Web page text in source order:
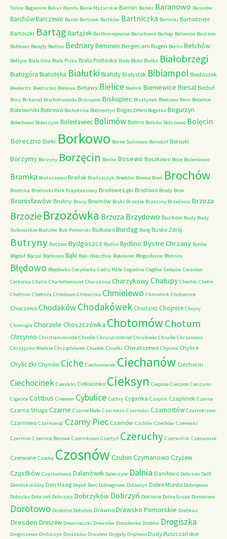
Sulze Bagienice Bakus Wanda Banie Mazurskie Bansin Baraki Baranowo Baranów
BarchówBarczewo Bardo Barlinek Bartków Bartniczka Bartniki Bartodzieje
Bartoszki Bartąg Bartążek Bartłomiejowice Baruchowo Barłogi Batowice Bautzen
Bałdowo Becejły Bedlno BednaryBemowo Bergen am Rugen Berlin Bełchów
Bełżyce Biała Góra Biała Piska Biała Podlaska Białe Błoto Białka Białobrzegi
Białogóra Białołęka Białutki Białuty Białystok Bibiampol Biedaszek
Biederitz Biedrusko Bielawa Bielawy Bielice Bielnik Bieniewice Biesal Bieżuń
Binz Birkerod Bischofswerda Biskupice Biskupiec Bisztynek Bledzew Bnin Bobolice
Bobrowniki Bobrowo Bochotnica Bodzentyn Bogaczewo Bogatka Bogurzyn
Bolechowo Boleszyno Bolesławiec Bolimów Bolino Bolków Bolszewo Bolęcin
Boreczno Borki Borkowo Borne Sulinowo Borsdorf Borsuki
Borzymy Borzyny Borzęcin Borów Bosewo Boszkowo Boże Bożenkowo
Bramka Bratuszewo Brańsk Brańszczyk Breddin Brema Breń Brochów
Brodnica Brodnicki Park Krajobrazowy Brodowe Łąki Brodowo Brody Brok
Bronisławów Bruliny Brusy Brwinów Bryki Brzezie Brzeziny Brzeźnica Brzoza
Brzozie Brzozówka Brzuza Brzydowo Buckow Budy Budy
Sulkowskie Budzów Buk Pomorski Bulkowo Burdąg Burg Busko Zdrój
Butryny Butzow Bydgoszcz Bydlin Bydlino Bystre Chrzany Bytów
Bógdał Bączal Bądkowo Bąki Bąki Wieczfnia Bąkowiec Błogosławie Błotnica
Błędowo Błędówko Cecylówka Cedry Małe Cegielnia Cegłów Celejów Ceranów
Cerkwica Chalin Charlottenlund Charsznica CharzykowyChałupy Chechło Chełm
Chełmno Chełmża Chlebowo Chlewiska Chmielewo Chmielnik Chobienice
Choczewo ChodakówChodakówek Chodzież Chojnice Chojny
Chomiąża Chorzele Choszczówka ChotomówChotum
Chrcynno Christiansminde Chrośle Chruszczobród Chruściele Chruśle Chrzanowo
Chrzypsko Wielkie Chrząchówek Chudek Chudki Chwaliszewo Chycina Chylice
Chyliczki Chynów Ciche Ciechanowiec Ciechanów Ciechocin
Ciechocinek Cieciórki Ciekocinko Cieksyn Cieplice Cierpice Cieszyno
Cigacice Cottbus Criewen Cybulice Cychry Cyganka Czaplin Czaplinek Czarna
Czarna Struga Czarne Czarne Małe Czarnocin Czarnolas Czarnostów Czarnotrzew
Czarnowo Czarnowąż Czarny Piec Czarnów Czchów Czechów Czerewki
Czermno Czernice Borowe Czernikowo Czertyń Czeruchy Czerwińsk Czerwonak
Czerwone Czocha Czosnów Czubin Czymanowo Czyżew
Cząstków Częstochowa Dalanówek Daleszyce Dalnia Daniłowo Debrzno Delft
Dembskie Góry Den Haag Depot Derc Dobiegniew Dobieżyn Dobre Miasto Dobrojewo
Dobrylas Dobrzeń Dobrzyca Dobrzyków Dobrzyń Doktorce Dolna Grupa Domaniew
Dorotowo Dosłońce Dołubno Drawno Drawsko Pomorskie Drebkau
Dresden Dreszew Drewniaczki Drewnów Drezdenko Droblin Drogiszka
Drogoszewo Drohiczyn Droszków Drwalew Drygały Drążewo Dudy Puszczańskie